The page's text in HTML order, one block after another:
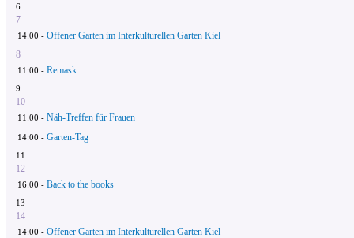
6
7
14:00 - Offener Garten im Interkulturellen Garten Kiel
8
11:00 - Remask
9
10
11:00 - Näh-Treffen für Frauen
14:00 - Garten-Tag
11
12
16:00 - Back to the books
13
14
14:00 - Offener Garten im Interkulturellen Garten Kiel